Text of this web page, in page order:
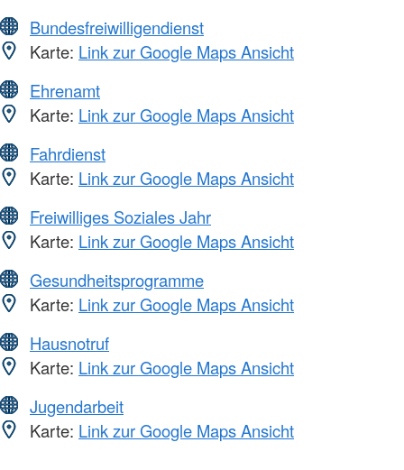
Bundesfreiwilligendienst
Karte: Link zur Google Maps Ansicht
Ehrenamt
Karte: Link zur Google Maps Ansicht
Fahrdienst
Karte: Link zur Google Maps Ansicht
Freiwilliges Soziales Jahr
Karte: Link zur Google Maps Ansicht
Gesundheitsprogramme
Karte: Link zur Google Maps Ansicht
Hausnotruf
Karte: Link zur Google Maps Ansicht
Jugendarbeit
Karte: Link zur Google Maps Ansicht